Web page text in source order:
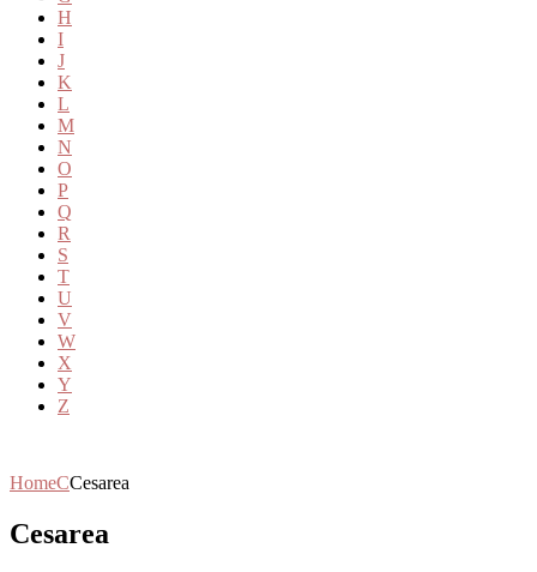
H
I
J
K
L
M
N
O
P
Q
R
S
T
U
V
W
X
Y
Z
HomeCCesarea
Cesarea